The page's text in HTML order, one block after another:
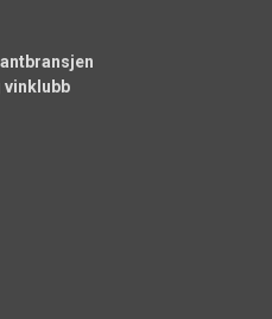
vinklubb